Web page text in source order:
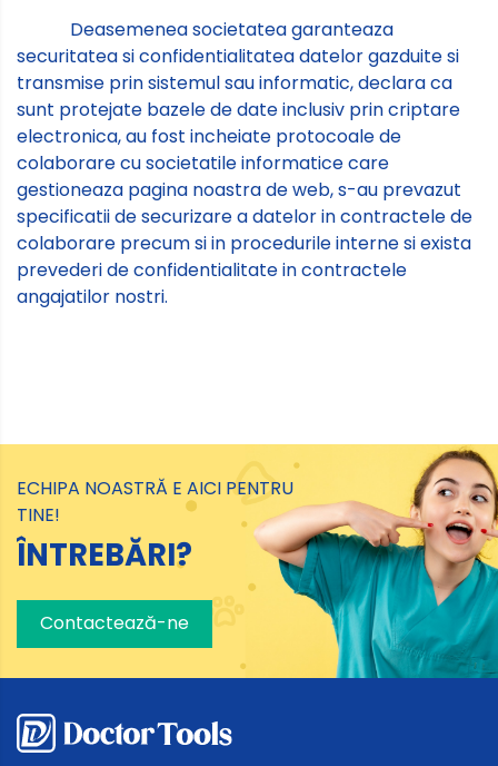
Deasemenea societatea garanteaza
securitatea si confidentialitatea datelor gazduite si
transmise prin sistemul sau informatic, declara ca
sunt protejate bazele de date inclusiv prin criptare
electronica, au fost incheiate protocoale de
colaborare cu societatile informatice care
gestioneaza pagina noastra de web, s-au prevazut
specificatii de securizare a datelor in contractele de
colaborare precum si in procedurile interne si exista
prevederi de confidentialitate in contractele
angajatilor nostri.
ECHIPA NOASTRĂ E AICI PENTRU
TINE!
ÎNTREBĂRI?
Contactează-ne